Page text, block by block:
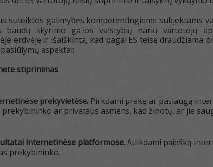
suteiktos galimybės kompetentingiems subjektams
baudų skyrimo galios valstybių narių vartotojų
erdvėje ir išaiškinta, kad pagal ES teisę draudžiama
aspektai:
stiprinimas
prekyvietėse.Pirkdami prekę ar paslaugą
ar privataus asmens, kad žinotų, ar jie
internetinėse platformose. Atlikdami paiešką
prekybininko.